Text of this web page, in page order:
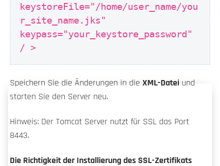
keystoreFile="/home/user_name/you
r_site_name.jks"
keypass="your_keystore_password"
/ >
Speichern Sie die Änderungen in die XML-Datei und
starten Sie den Server neu.
Hinweis: Der Tomcat Server nutzt für SSL das Port
8443.
Die Richtigkeit der Installierung des SSL-Zertifikats